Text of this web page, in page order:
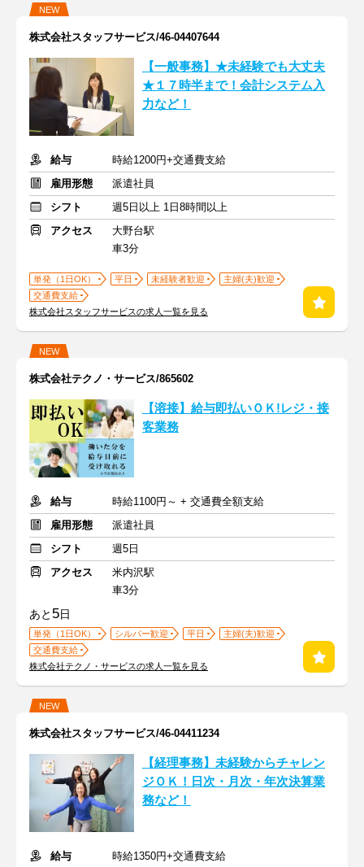
NEW
株式会社スタッフサービス/46-04407644
【一般事務】★未経験でも大丈夫
★１７時半まで！会計システム入
力など！
給与
時給1200円+交通費支給
雇用形態
派遣社員
シフト
週5日以上 1日8時間以上
アクセス
大野台駅
車3分
単発（1日OK） 平日 未経験者歓迎
主婦(夫)歓迎
交通費支給
株式会社スタッフサービスの求人一覧を見る
NEW
株式会社テクノ・サービス/865602
【溶接】給与即払いＯＫ!レジ・接
客業務
給与
時給1100円～ + 交通費全額支給
雇用形態
派遣社員
シフト
週5日
アクセス
米内沢駅
車3分
あと 5日
単発（1日OK） シルバー歓迎 平日
主婦(夫)歓迎
交通費支給
株式会社テクノ・サービスの求人一覧を見る
NEW
株式会社スタッフサービス/46-04411234
【経理事務】未経験からチャレン
ジＯＫ！日次・月次・年次決算業
務など！
給与
時給1350円+交通費支給